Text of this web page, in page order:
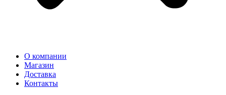
О компании
Магазин
Доставка
Контакты